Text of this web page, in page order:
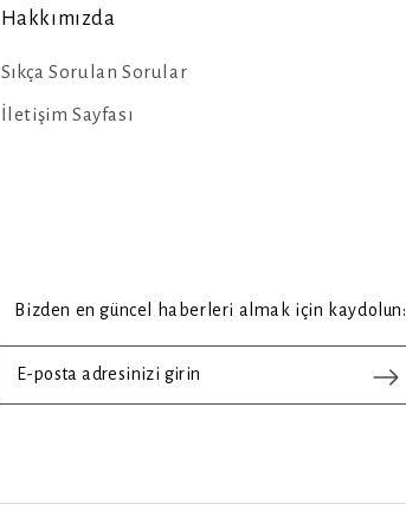
Hakkımızda
Sıkça Sorulan Sorular
İletişim Sayfası
Bizden en güncel haberleri almak için kaydolun: